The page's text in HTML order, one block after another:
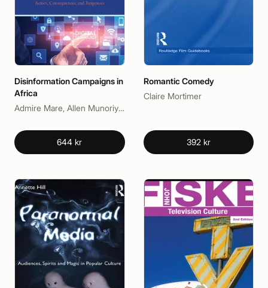
Disinformation Campaigns in
Africa
Admire Mare, Allen Munoriyarwa
644 kr
Romantic Comedy
Claire Mortimer
392 kr